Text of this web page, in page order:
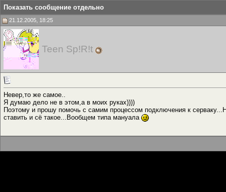
Показать сообщение отдельно
21.12.2005, 18:25
Teen Sp!R!t
Невер,то же самое..
Я думаю дело не в этом,а в моих руках))))
Поэтому и прошу помочь с самим процессом подключения к
ставить и сё такое...Вообщем типа мануала